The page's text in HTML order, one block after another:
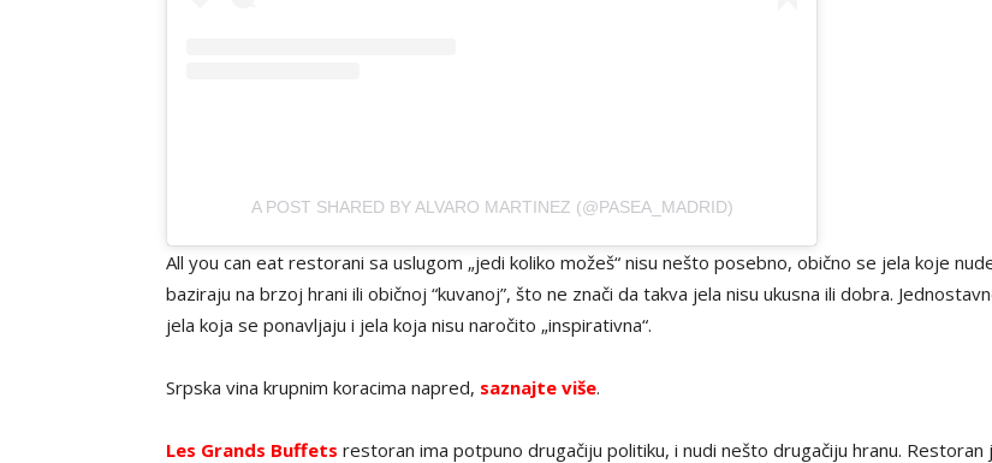
A POST SHARED BY ALVARO MARTINEZ (@PASEA_MADRID)
All you can eat restorani sa uslugom „jedi koliko možeš“ nisu nešto posebno, obično se jela koje
baziraju na brzoj hrani ili običnoj “kuvanoj”, što ne znači da takva jela nisu ukusna ili dobra.
jela koja se ponavljaju i jela koja nisu naročito „inspirativna“.
Srpska vina krupnim koracima napred, saznajte više.
Les Grands Buffets restoran ima potpuno drugačiju politiku, i nudi nešto drugačiju hranu. Restoran